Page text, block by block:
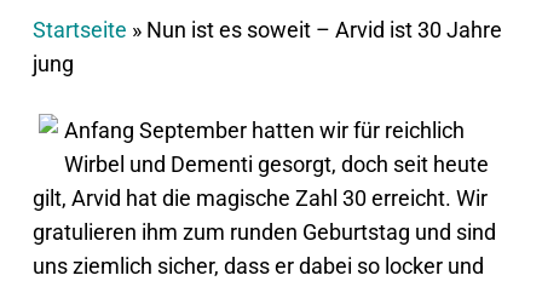
Startseite » Nun ist es soweit – Arvid ist 30 Jahre
jung
Anfang September hatten wir für reichlich
Wirbel und Dementi gesorgt, doch seit heute
gilt, Arvid hat die magische Zahl 30 erreicht. Wir
gratulieren ihm zum runden Geburtstag und sind
uns ziemlich sicher, dass er dabei so locker und